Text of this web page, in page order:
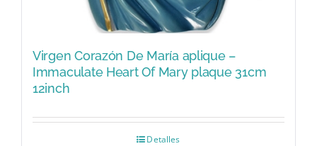
Virgen Corazón De María aplique –
Immaculate Heart Of Mary plaque 31cm
12inch
Detalles